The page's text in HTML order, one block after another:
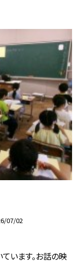
07/02
います。お話の映